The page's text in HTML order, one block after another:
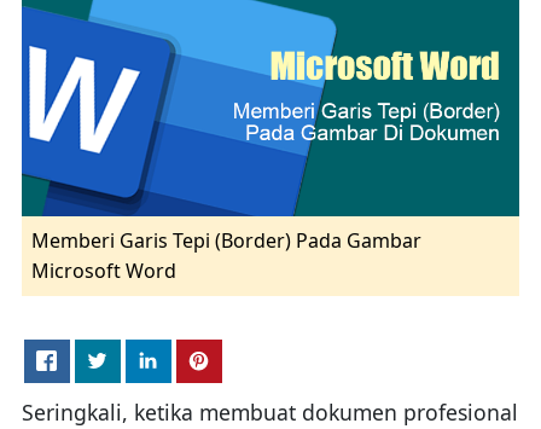
Memberi Garis Tepi (Border) Pada Gambar
Microsoft Word
Seringkali, ketika membuat dokumen profesional